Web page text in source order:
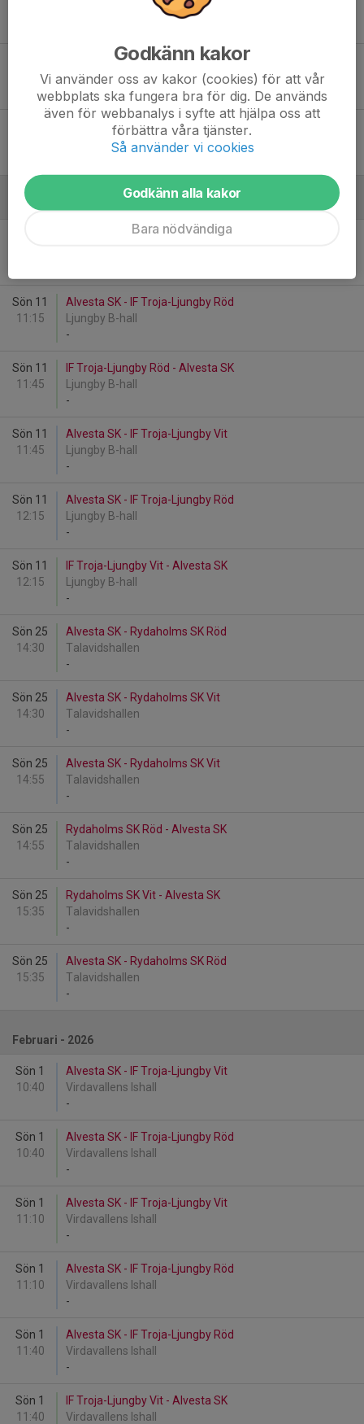
Virdavallens Ishall
11:00
Rydaholms SK Vit - Alvesta SK
Virdavallens Ishall
-
Alvesta SK - Rydaholms SK Röd
Virdavallens Ishall
Januari - 2026
Alvesta SK - IF Troja-Ljungby Vit
Sön 11
11:15
Alvesta SK - IF Troja-Ljungby Röd
Ljungby B-hall
-
Sön 11
11:45
IF Troja-Ljungby Röd - Alvesta SK
Ljungby B-hall
-
Sön 11
11:45
Alvesta SK - IF Troja-Ljungby Vit
Ljungby B-hall
-
Sön 11
12:15
Alvesta SK - IF Troja-Ljungby Röd
Ljungby B-hall
-
Sön 11
12:15
IF Troja-Ljungby Vit - Alvesta SK
Ljungby B-hall
-
Sön 25
14:30
Alvesta SK - Rydaholms SK Röd
Talavidshallen
-
Sön 25
14:30
Alvesta SK - Rydaholms SK Vit
Talavidshallen
-
Sön 25
14:55
Alvesta SK - Rydaholms SK Vit
Talavidshallen
-
Sön 25
14:55
Rydaholms SK Röd - Alvesta SK
Talavidshallen
-
Sön 25
15:35
Rydaholms SK Vit - Alvesta SK
Talavidshallen
-
Sön 25
15:35
Alvesta SK - Rydaholms SK Röd
Talavidshallen
-
Februari - 2026
Sön 1
10:40
Alvesta SK - IF Troja-Ljungby Vit
Virdavallens Ishall
-
Sön 1
10:40
Alvesta SK - IF Troja-Ljungby Röd
Virdavallens Ishall
-
Sön 1
11:10
Alvesta SK - IF Troja-Ljungby Vit
Virdavallens Ishall
-
Sön 1
11:10
Alvesta SK - IF Troja-Ljungby Röd
Virdavallens Ishall
-
Sön 1
11:40
Alvesta SK - IF Troja-Ljungby Röd
Virdavallens Ishall
-
Sön 1
11:40
IF Troja-Ljungby Vit - Alvesta SK
Virdavallens Ishall
Godkänn kakor
Vi använder oss av kakor (cookies) för att vår
webbplats ska fungera bra för dig. De används
även för webbanalys i syfte att hjälpa oss att
förbättra våra tjänster.
Så använder vi cookies
Godkänn alla kakor
Bara nödvändiga